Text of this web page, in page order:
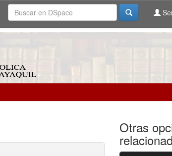
Otras